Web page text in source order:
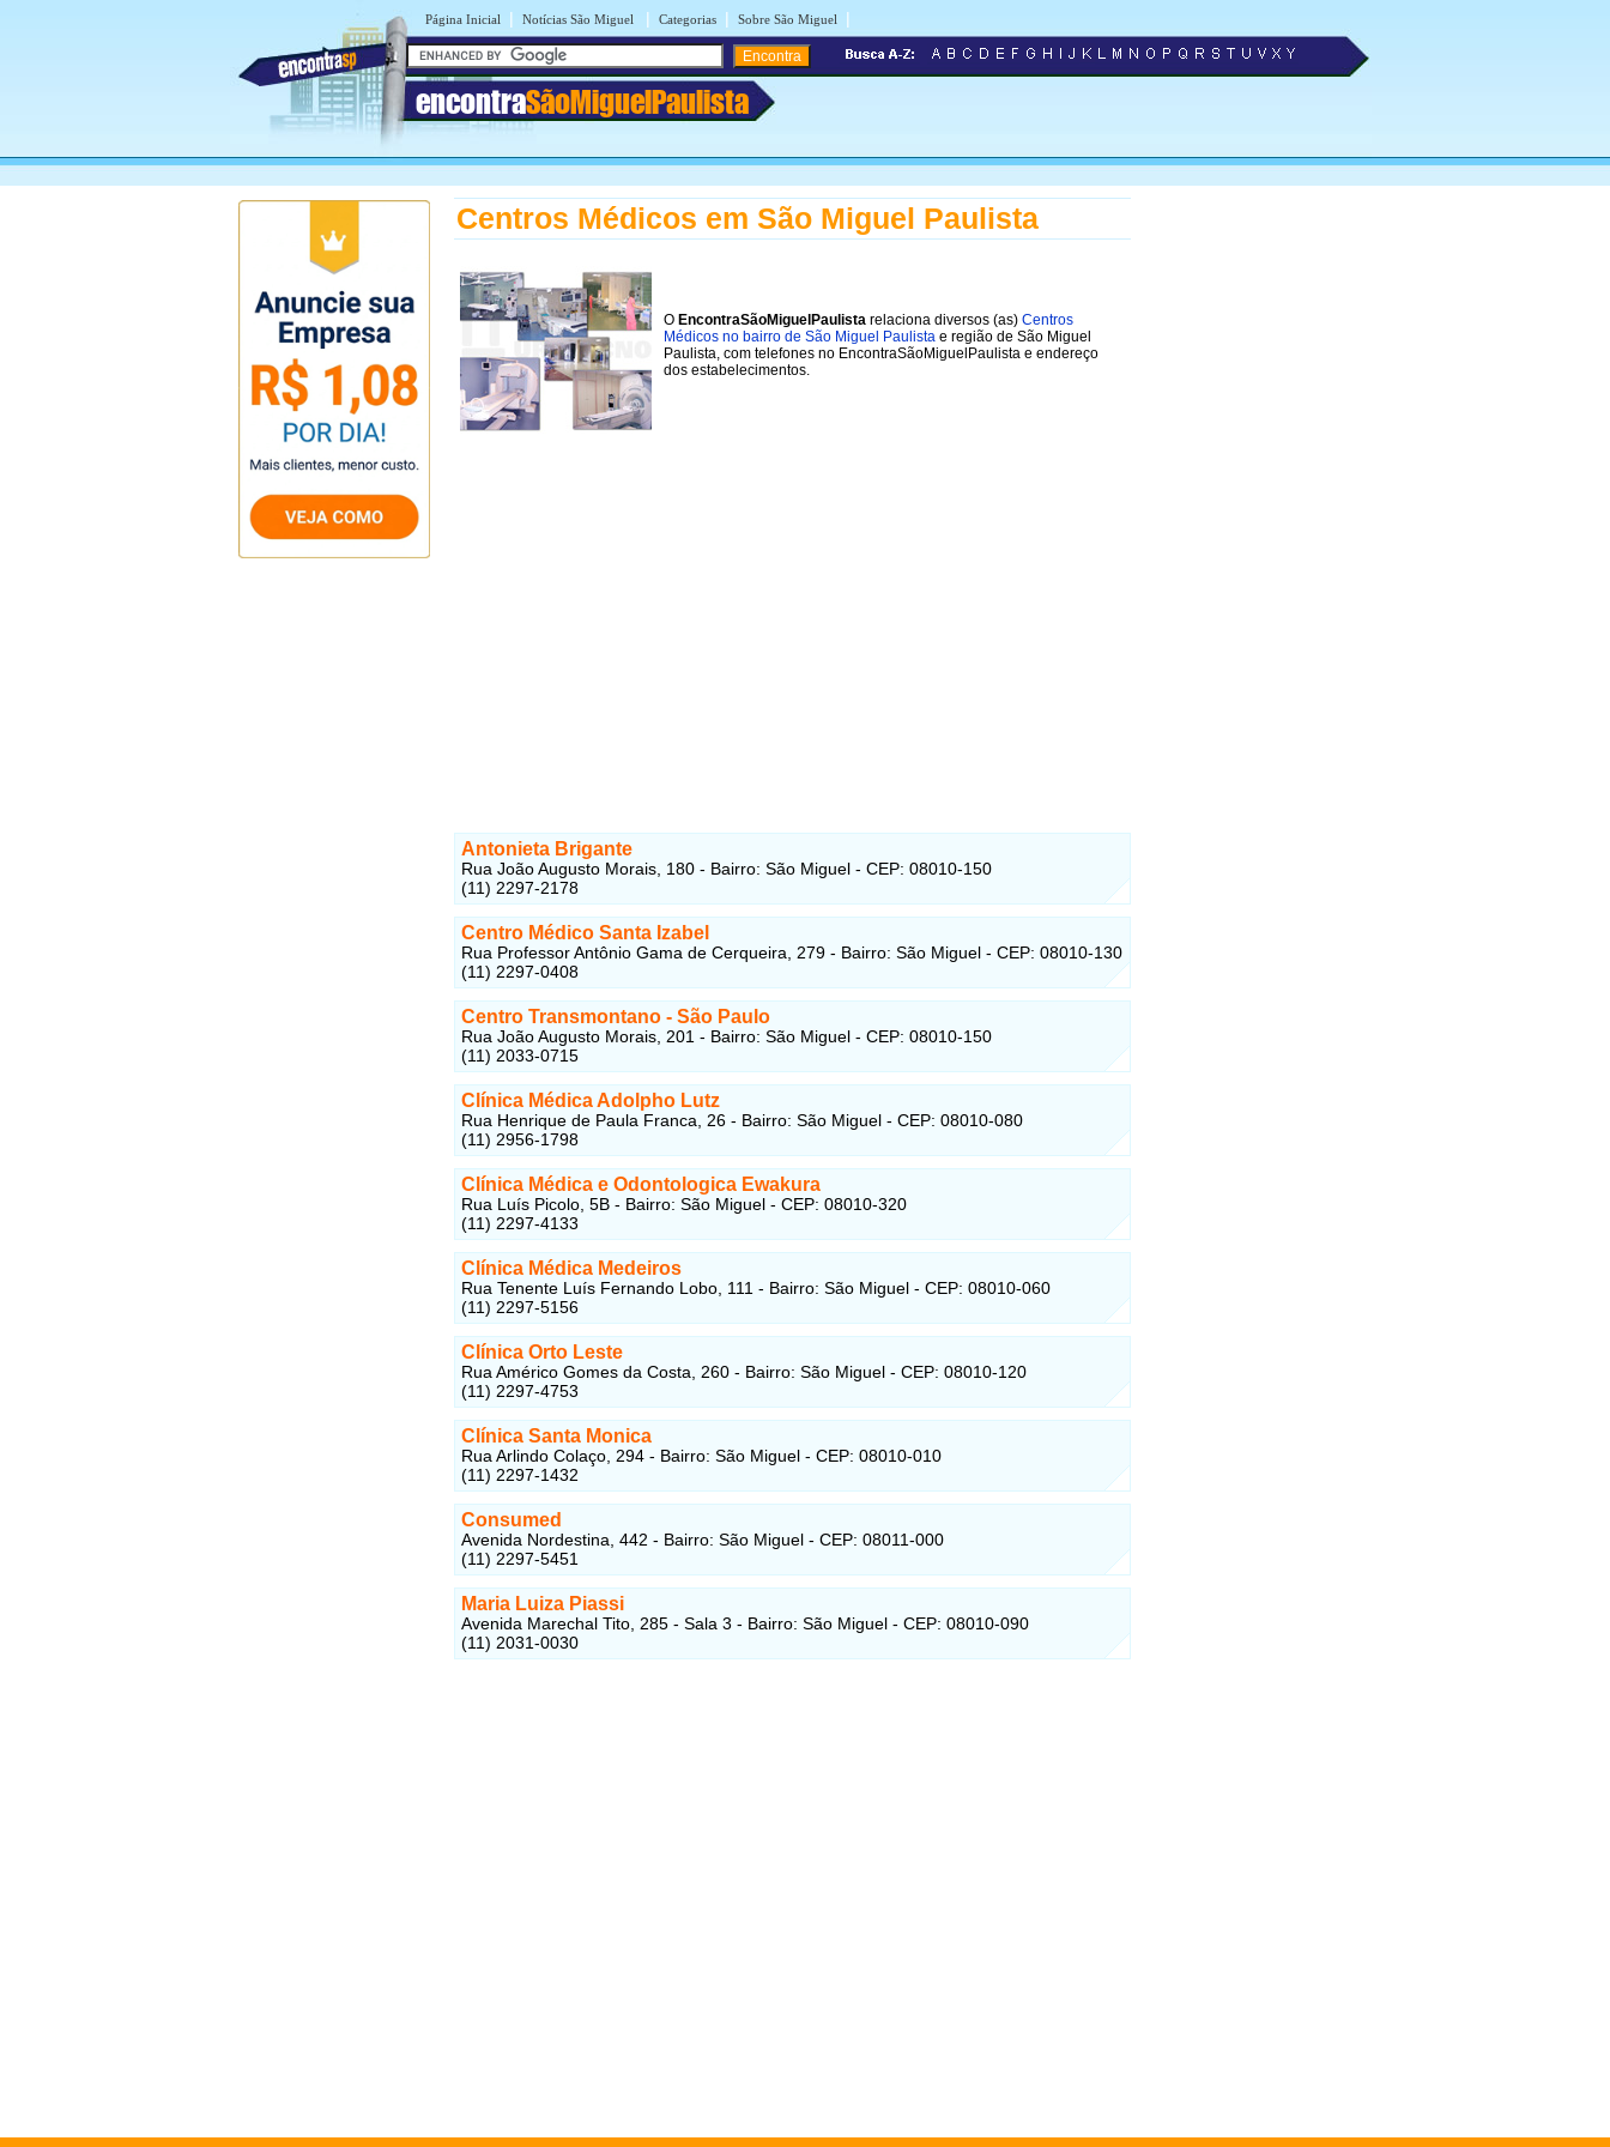
Página Inicial | Notícias São Miguel | Categorias | Sobre São Miguel |
encontraSãoMiguelPaulista
Centros Médicos em São Miguel Paulista
O EncontraSãoMiguelPaulista relaciona diversos (as) Centros
Médicos no bairro de São Miguel Paulista e região de São Miguel
Paulista, com telefones no EncontraSãoMiguelPaulista e endereço
dos estabelecimentos.
Antonieta Brigante
Rua João Augusto Morais, 180 - Bairro: São Miguel - CEP: 08010-150
(11) 2297-2178
Centro Médico Santa Izabel
Rua Professor Antônio Gama de Cerqueira, 279 - Bairro: São Miguel - CEP: 08010-130
(11) 2297-0408
Centro Transmontano - São Paulo
Rua João Augusto Morais, 201 - Bairro: São Miguel - CEP: 08010-150
(11) 2033-0715
Clínica Médica Adolpho Lutz
Rua Henrique de Paula Franca, 26 - Bairro: São Miguel - CEP: 08010-080
(11) 2956-1798
Clínica Médica e Odontologica Ewakura
Rua Luís Picolo, 5B - Bairro: São Miguel - CEP: 08010-320
(11) 2297-4133
Clínica Médica Medeiros
Rua Tenente Luís Fernando Lobo, 111 - Bairro: São Miguel - CEP: 08010-060
(11) 2297-5156
Clínica Orto Leste
Rua Américo Gomes da Costa, 260 - Bairro: São Miguel - CEP: 08010-120
(11) 2297-4753
Clínica Santa Monica
Rua Arlindo Colaço, 294 - Bairro: São Miguel - CEP: 08010-010
(11) 2297-1432
Consumed
Avenida Nordestina, 442 - Bairro: São Miguel - CEP: 08011-000
(11) 2297-5451
Maria Luiza Piassi
Avenida Marechal Tito, 285 - Sala 3 - Bairro: São Miguel - CEP: 08010-090
(11) 2031-0030